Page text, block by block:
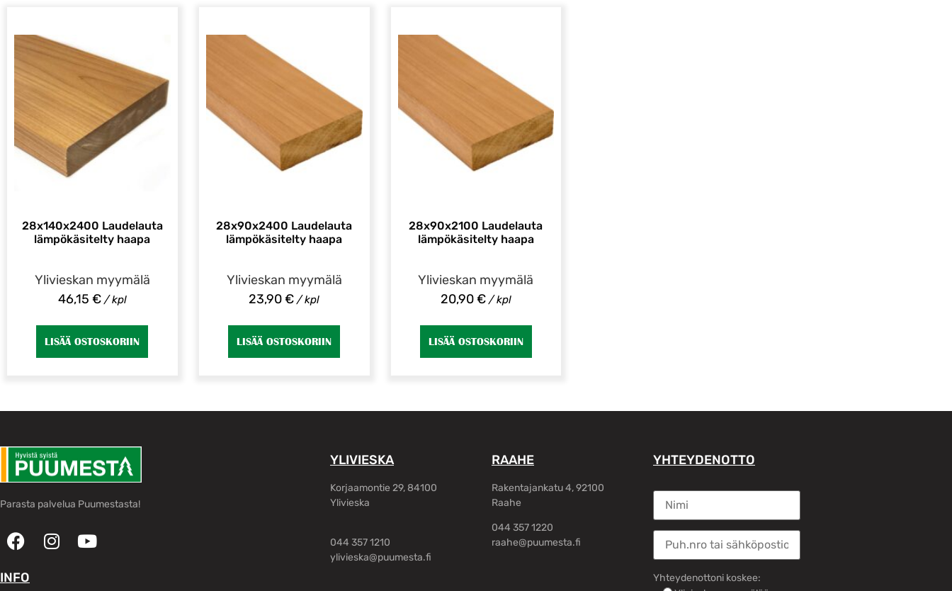
28x140x2400 Laudelauta
lämpökäsitelty haapa
Ylivieskan myymälä
46,15 €/ kpl
LISÄÄ OSTOSKORIIN
28x90x2400 Laudelauta
lämpökäsitelty haapa
Ylivieskan myymälä
23,90€ / kpl
LISÄÄ OSTOSKORIIN
28x90x2100 Laudelauta
lämpökäsitelty haapa
Ylivieskan myymälä
20,90€/ kpl
LISÄÄ OSTOSKORIIN
Parasta palvelua Puumestasta!
INFO
YLIVIESKA
Korjaamontie 29, 84100
Ylivieska
044 357 1210
ylivieska@puumesta.fi
RAAHE
Rakentajankatu 4, 92100
Raahe
044 357 1220
raahe@puumesta.fi
YHTEYDENOTTO
Yhteydenottoni koskee: